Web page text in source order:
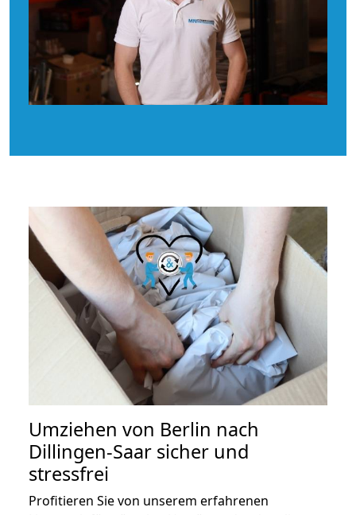
Umziehen von Berlin nach
Dillingen-Saar sicher und
stressfrei
Profitieren Sie von unserem erfahrenen